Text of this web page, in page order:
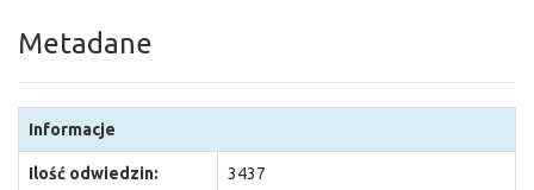
Metadane
Informacje
Ilość odwiedzin: 3437